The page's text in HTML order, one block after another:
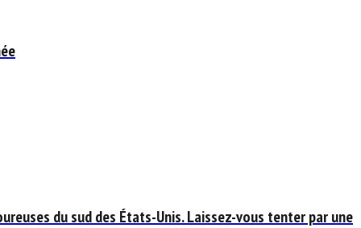
du sud des États-Unis. Laissez-vous tenter par une